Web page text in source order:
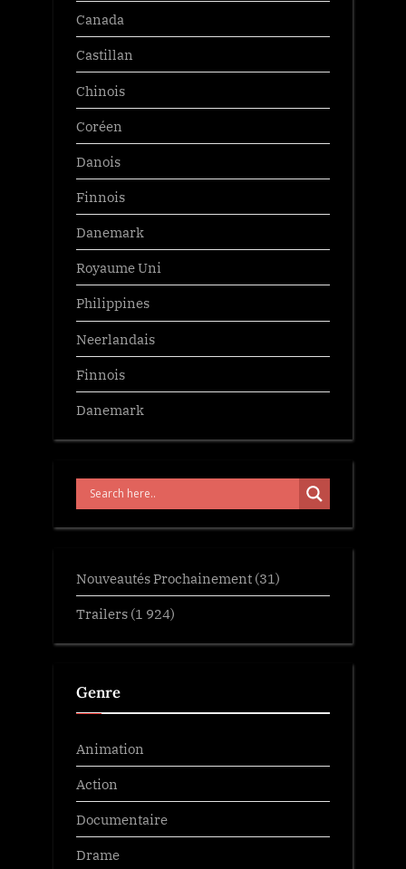
Canada
Castillan
Chinois
Coréen
Danois
Finnois
Danemark
Royaume Uni
Philippines
Neerlandais
Finnois
Danemark
Nouveautés Prochainement (31)
Trailers (1 924)
Genre
Animation
Action
Documentaire
Drame